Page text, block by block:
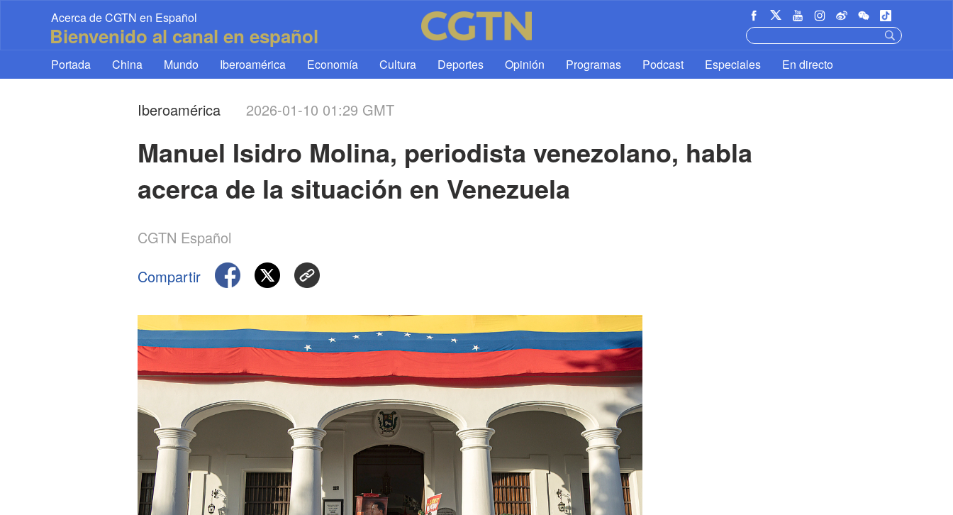
Acerca de CGTN en Español
Bienvenido al canal en español
Portada China Mundo Iberoamérica Economía Cultura Deportes Opinión Programas Podcast Especiales En directo
Iberoamérica 2026-01-10 01:29 GMT
Manuel Isidro Molina, periodista venezolano, habla
acerca de la situación en Venezuela
CGTN Español
Compartir